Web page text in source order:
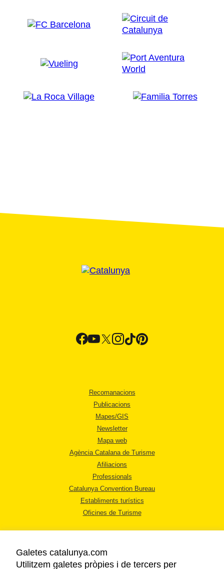
Recomanacions
Publicacions
Mapes/GIS
Newsletter
Mapa web
Agència Catalana de Turisme
Afiliacions
Professionals
Catalunya Convention Bureau
Establiments turístics
Oficines de Turisme
Galetes catalunya.com
Utilitzem galetes pròpies i de tercers per